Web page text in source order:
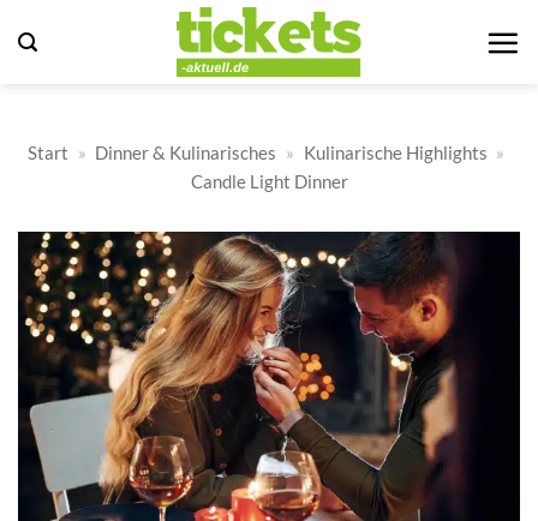
Inhalt
Start » Dinner & Kulinarisches » Kulinarische Highlights »
Candle Light Dinner